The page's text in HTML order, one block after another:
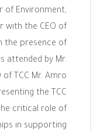
of Environment,
with the CEO of
the presence of
attended by Mr.
of TCC Mr. Amro
the TCC.
critical role of
in supporting